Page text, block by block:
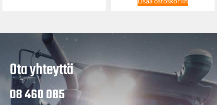
Ota yhteyttä
08 460 085